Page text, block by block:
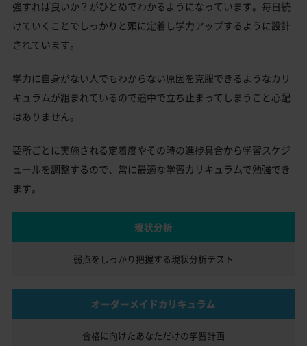
強すれば良いか？がひとめでわかるようになっています。毎日続
けていくことでしっかりと頭に定着し学力アップするように設計
されています。
学力に自身がない人でもわからない原因を克服できるようなカリ
キュラムが組まれているので途中で立ち止まってしまうこと心配
はありません。
要所ごとに実施される定着度やその時の進捗具合から学習スケジ
ュールを調整するので、常に最適な学習カリキュラムで勉強でき
ます。
現状分析
弱点をしっかり把握する現状分析テスト
オーダーメイドカリキュラム
合格に向けたあなただけの学習計画